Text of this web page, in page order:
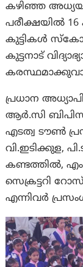
കഴിഞ്ഞ
പരീക്ഷയിൽ
കുട്ടികൾ
കുട്ടനാട്
പ്രധാന
ആർ.സി
എടത്വ ടൗൺ
വി.ഇടിക്കുള,
കണ്ടത്തിൽ,
സെക്രട്ടറി
എന്നിവർ